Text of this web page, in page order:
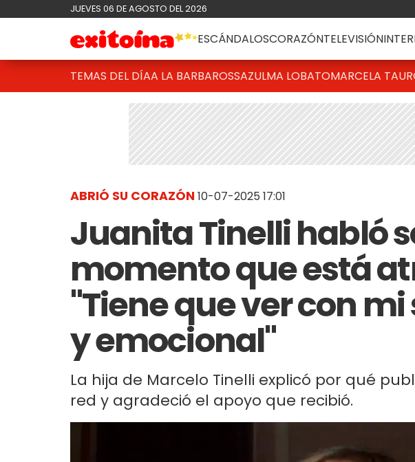
JUEVES 06 DE AGOSTO DEL 2026
ESCÁNDALOSCORAZÓNTELEVISIÓN
TEMAS DEL DÍAA LA BARBAROSSAZULMA LOBATOMARCELA
ABRIÓ SU CORAZÓN 10-07-2025 17:01
Juanita Tinelli habló
momento que está
"Tiene que ver con
y emocional"
La hija de Marcelo Tinelli explicó por qué
red y agradeció el apoyo que recibió.